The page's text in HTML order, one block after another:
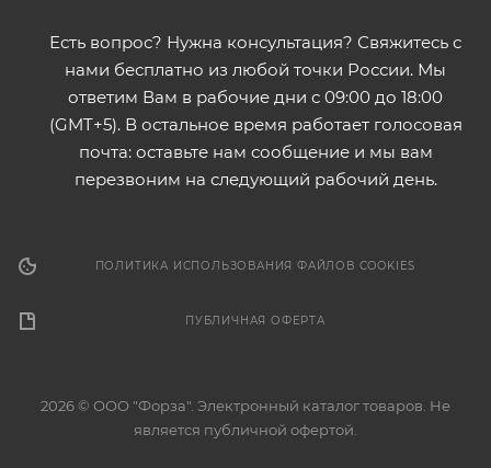
Есть вопрос? Нужна консультация? Свяжитесь с
нами бесплатно из любой точки России. Мы
ответим Вам в рабочие дни с 09:00 до 18:00
(GMT+5). В остальное время работает голосовая
почта: оставьте нам сообщение и мы вам
перезвоним на следующий рабочий день.
ПОЛИТИКА ИСПОЛЬЗОВАНИЯ ФАЙЛОВ COOKIES
ПУБЛИЧНАЯ ОФЕРТА
2026 © ООО "Форза". Электронный каталог товаров. Не
является публичной офертой.